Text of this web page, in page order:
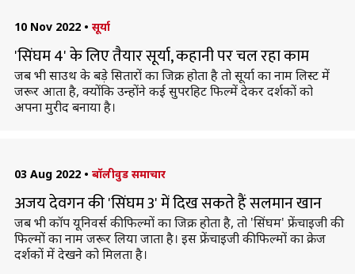
10 Nov 2022 • सूर्या
'सिंघम 4' के लिए तैयार सूर्या, कहानी पर चल रहा काम
जब भी साउथ के बड़े सितारों का जिक्र होता है तो सूर्या का नाम लिस्ट में
जरूर आता है, क्योंकि उन्होंने कई सुपरहिट फिल्में देकर दर्शकों को
अपना मुरीद बनाया है।
03 Aug 2022 • बॉलीवुड समाचार
अजय देवगन की 'सिंघम 3' में दिख सकते हैं सलमान खान
जब भी कॉप यूनिवर्स की फिल्मों का जिक्र होता है, तो 'सिंघम' फ्रेंचाइजी की
फिल्मों का नाम जरूर लिया जाता है। इस फ्रेंचाइजी की फिल्मों का क्रेज
दर्शकों में देखने को मिलता है।